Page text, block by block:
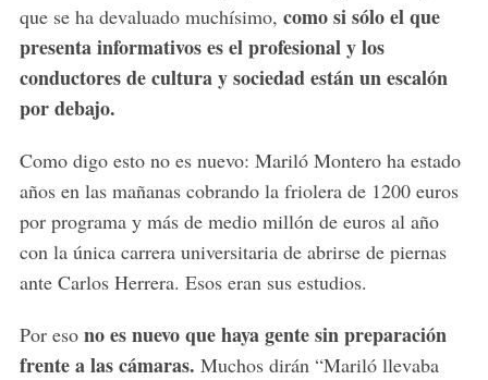
que se ha devaluado muchísimo, como si sólo el que
presenta informativos es el profesional y los
conductores de cultura y sociedad están un escalón
por debajo.
Como digo esto no es nuevo: Mariló Montero ha estado
años en las mañanas cobrando la friolera de 1200 euros
por programa y más de medio millón de euros al año
con la única carrera universitaria de abrirse de piernas
ante Carlos Herrera. Esos eran sus estudios.
Por eso no es nuevo que haya gente sin preparación
frente a las cámaras. Muchos dirán “Mariló llevaba